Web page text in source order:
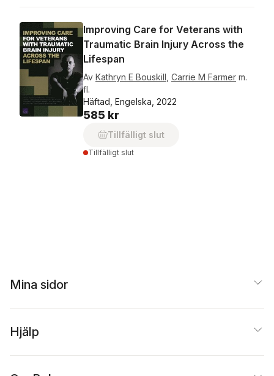
Improving Care for Veterans with
Traumatic Brain Injury Across the
Lifespan
Av Kathryn E Bouskill Carrie M Farmer m.
fl.
Häftad, Engelska, 2022
585 kr
Tillfälligt slut
Tillfälligt slut
Mina sidor
Hjälp